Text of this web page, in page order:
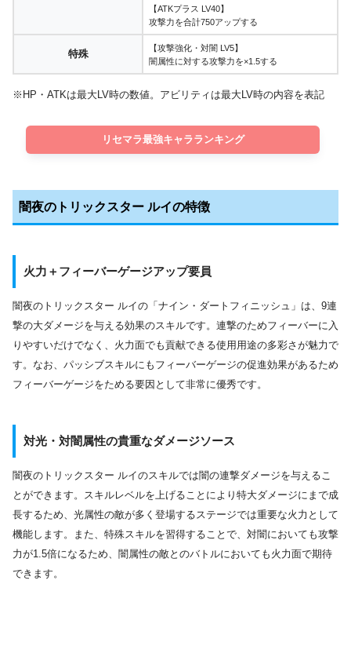
【ATKプラス LV40】
攻撃力を合計750アップする
特殊
【攻撃強化・対闇 LV5】
闇属性に対する攻撃力を×1.5する
※HP・ATKは最大LV時の数値。アビリティは最大LV時の内容を表記
リセマラ最強キャラランキング
闇夜のトリックスター ルイの特徴
火力＋フィーバーゲージアップ要員
闇夜のトリックスター ルイの「ナイン・ダートフィニッシュ」は、9連
撃の大ダメージを与える効果のスキルです。連撃のためフィーバーに入
りやすいだけでなく、火力面でも貢献できる使用用途の多彩さが魅力で
す。なお、パッシブスキルにもフィーバーゲージの促進効果があるため
フィーバーゲージをためる要因として非常に優秀です。
対光・対闇属性の貴重なダメージソース
闇夜のトリックスター ルイのスキルでは闇の連撃ダメージを与えるこ
とができます。スキルレベルを上げることにより特大ダメージにまで成
長するため、光属性の敵が多く登場するステージでは重要な火力として
機能します。また、特殊スキルを習得することで、対闇においても攻撃
力が1.5倍になるため、闇属性の敵とのバトルにおいても火力面で期待
できます。